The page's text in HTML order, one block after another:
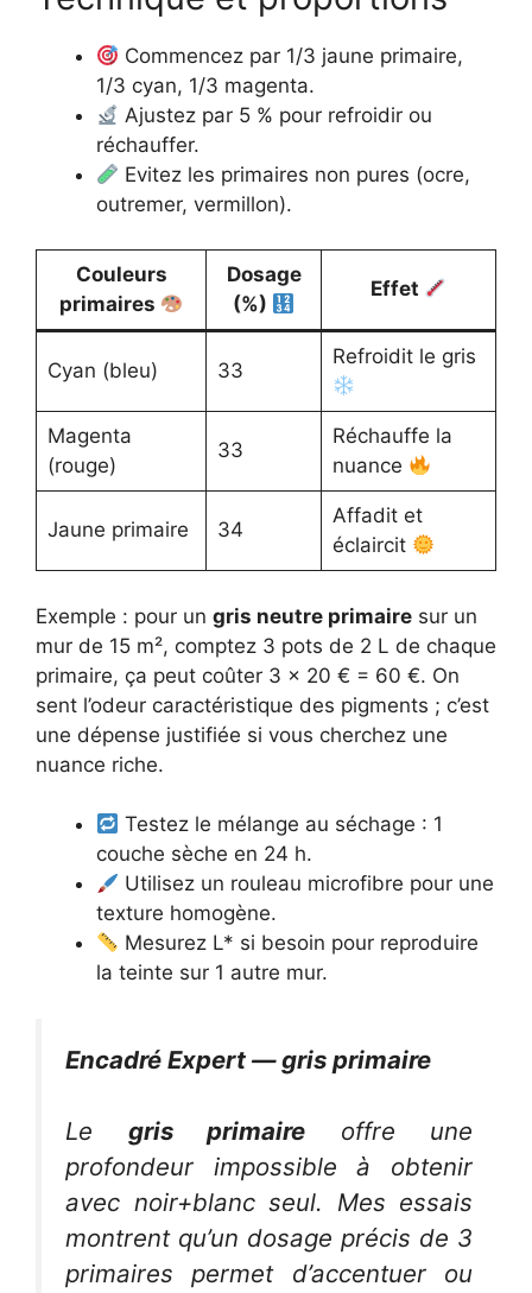
Commencez par 1/3 jaune primaire,
1/3 cyan, 1/3 magenta.
Ajustez par 5 % pour refroidir ou
réchauffer.
Evitez les primaires non pures (ocre,
outremer, vermillon).
Couleurs
primaires
Dosage
(%)
Effet
Cyan (bleu) 33
Refroidit le gris
Magenta
(rouge)
33
Réchauffe la
nuance
Jaune primaire 34
Affadit et
éclaircit
Exemple : pour un gris neutre primaire sur un
mur de 15 m², comptez 3 pots de 2 L de chaque
primaire, ça peut coûter 3 x 20 € = 60 €. On
sent l’odeur caractéristique des pigments ; c’est
une dépense justifiée si vous cherchez une
nuance riche.
Testez le mélange au séchage : 1
couche sèche en 24 h.
Utilisez un rouleau microfibre pour une
texture homogène.
Mesurez L* si besoin pour reproduire
la teinte sur 1 autre mur.
Encadré Expert — gris primaire
Le gris primaire offre une
profondeur impossible à obtenir
avec noir+blanc seul. Mes essais
montrent qu’un dosage précis de 3
primaires permet d’accentuer ou